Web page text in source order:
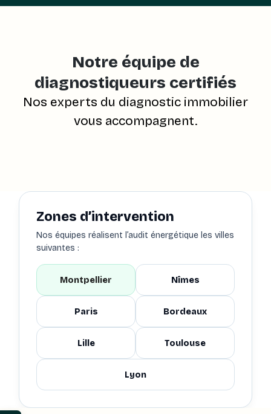
Notre équipe de
diagnostiqueurs certifiés
Nos experts du diagnostic immobilier
vous accompagnent.
Zones d’intervention
Nos équipes réalisent l’audit énergétique les villes
suivantes :
Montpellier Nîmes
Paris Bordeaux
Lille Toulouse
Lyon